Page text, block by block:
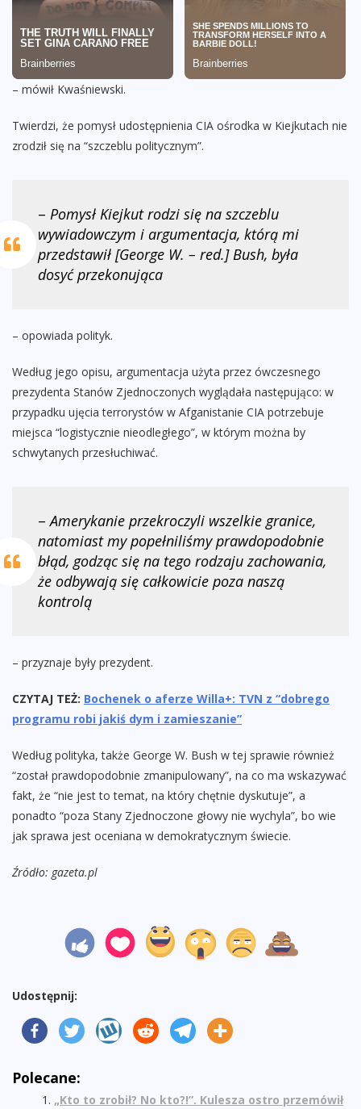
– mówił Kwaśniewski.
Twierdzi, że pomysł udostępnienia CIA ośrodka w Kiejkutach nie
zrodził się na “szczeblu politycznym”.
– Pomysł Kiejkut rodzi się na szczeblu
wywiadowczym i argumentacja, którą mi
przedstawił [George W. – red.] Bush, była
dosyć przekonująca
– opowiada polityk.
Według jego opisu, argumentacja użyta przez ówczesnego
prezydenta Stanów Zjednoczonych wyglądała następująco: w
przypadku ujęcia terrorystów w Afganistanie CIA potrzebuje
miejsca “logistycznie nieodległego”, w którym można by
schwytanych przesłuchiwać.
– Amerykanie przekroczyli wszelkie granice,
natomiast my popełniliśmy prawdopodobnie
błąd, godząc się na tego rodzaju zachowania,
że odbywają się całkowicie poza naszą
kontrolą
– przyznaje były prezydent.
CZYTAJ TEŻ: Bochenek o aferze Willa+: TVN z “dobrego
programu robi jakiś dym i zamieszanie”
Według polityka, także George W. Bush w tej sprawie również
“został prawdopodobnie zmanipulowany”, na co ma wskazywać
fakt, że “nie jest to temat, na który chętnie dyskutuje”, a
ponadto “poza Stany Zjednoczone głowy nie wychyla”, bo wie
jak sprawa jest oceniana w demokratycznym świecie.
Źródło: gazeta.pl
Udostępnij:
Polecane:
„Kto to zrobił? No kto?!”. Kulesza ostro przemówił